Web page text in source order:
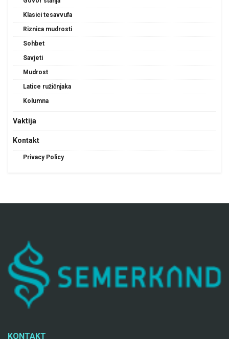
Klasici tesavvufa
Riznica mudrosti
Sohbet
Savjeti
Mudrost
Latice ružičnjaka
Kolumna
Vaktija
Kontakt
Privacy Policy
KONTAKT